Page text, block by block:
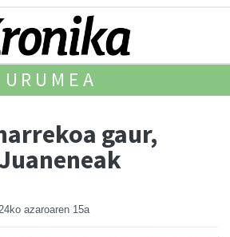
URUMEA
gaur,
azaroaren 15a